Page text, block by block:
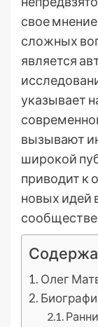
свое
сложных
является
указывает
вызывают
широкой
приводит к
новых идей
Олег